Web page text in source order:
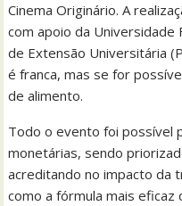
Cinema Originário. A
com apoio da
de Extensão Universitária
é franca, mas se for
de alimento.
Todo o evento foi possível
monetárias, sendo
acreditando no impacto da
como a fórmula mais eficaz